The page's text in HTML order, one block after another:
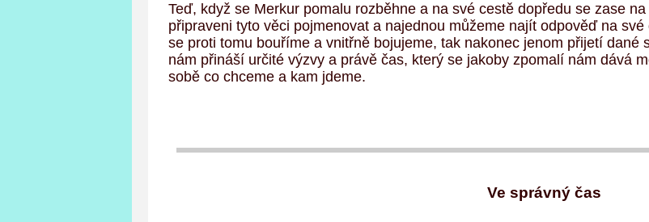
Teď, když se Merkur pomalu rozběhne a na své cestě dopředu se zase
připraveni tyto věci pojmenovat a najednou můžeme najít odpověď na
se proti tomu bouříme a vnitřně bojujeme, tak nakonec jenom přijetí dané
nám přináší určité výzvy a právě čas, který se jakoby zpomalí nám dává
sobě co chceme a kam jdeme.
Ve správný čas